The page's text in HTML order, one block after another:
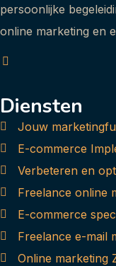
persoonlijke
online marketing en
Diensten
Jouw
E-commerce
Verbeteren en
Freelance online
E-commerce
Freelance e-mail
Online marketing